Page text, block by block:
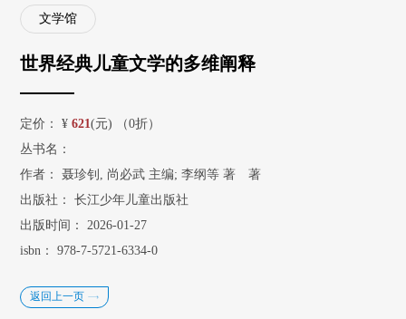
文学馆
世界经典儿童文学的多维阐释
定价： ¥621(元) （0折）
丛书名：
作者：
聂珍钊, 尚必武 主编; 李纲等 著 著
出版社：
长江少年儿童出版社
出版时间：
2026-01-27
isbn：
978-7-5721-6334-0
返回上一页